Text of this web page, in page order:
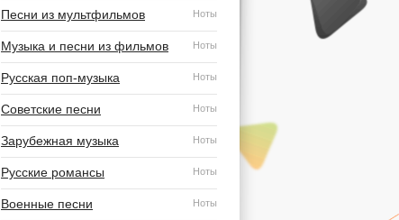
Песни из мультфильмов Ноты
Музыка и песни из фильмов Ноты
Русская поп-музыка Ноты
Советские песни Ноты
Зарубежная музыка Ноты
Русские романсы Ноты
Военные песни Ноты